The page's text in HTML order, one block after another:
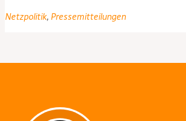
dürfen
Netzpolitik, Pressemitteilungen